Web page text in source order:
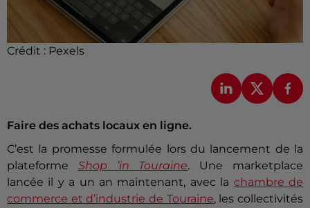
Crédit : Pexels
Faire des achats locaux en ligne.
C’est la promesse formulée lors du lancement de la
plateforme Shop ’in Touraine. Une marketplace
lancée il y a un an maintenant, avec la chambre de
commerce et d’industrie de Touraine, les collectivités